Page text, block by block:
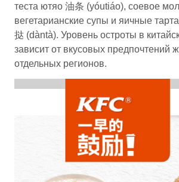
теста ютяо 油条 (yóutiáo), соевое
вегетарианские супы и яичные
挞 (dàntà). Уровень остроты в
зависит от вкусовых предпочтений
отдельных регионов.